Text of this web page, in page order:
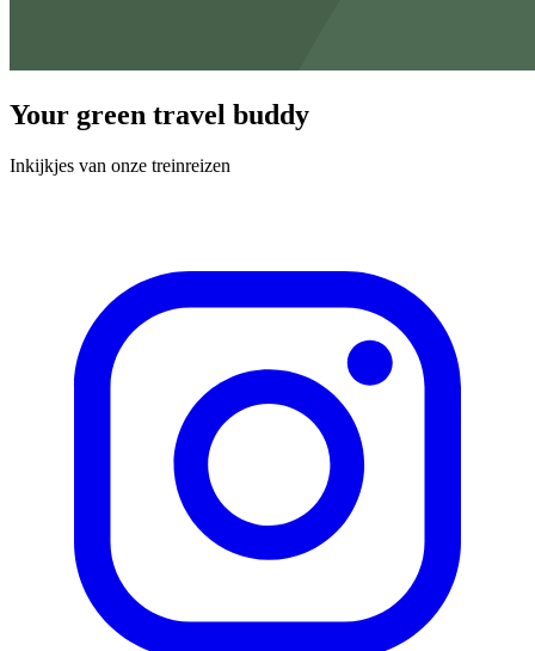
Your green travel buddy
Inkijkjes van onze treinreizen